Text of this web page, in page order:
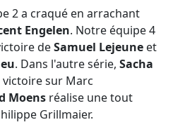
2 a craqué en arrachant
Engelen. Notre équipe 4
deSamuel Lejeune et
. Dans l'autre série, Sacha
sur Marc
Moens réalise une tout
Grillmaier.